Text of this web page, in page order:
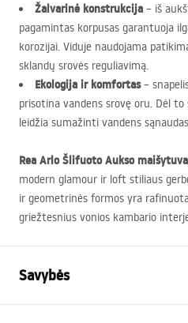
Žalvarinė konstrukcija – iš
pagamintas korpusas garantuoja
korozijai. Viduje naudojama
sklandų srovės reguliavimą.
Ekologija ir komfortas–
prisotina vandens srovę oru. Dėl
leidžia sumažinti vandens
Rea Arlo Šlifuoto Aukso
modern glamour ir loft stiliaus
ir geometrinės formos yra
griežtesnius vonios kambario
Savybės